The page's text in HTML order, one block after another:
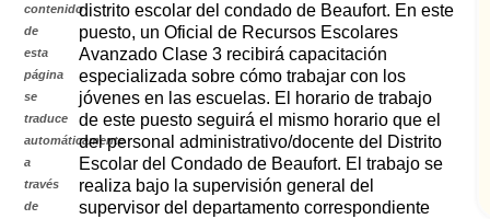
contenido
de
esta
página
se
traduce
automáticamente
a
través
de
distrito escolar del condado de Beaufort. En este
puesto, un Oficial de Recursos Escolares
Avanzado Clase 3 recibirá capacitación
especializada sobre cómo trabajar con los
jóvenes en las escuelas. El horario de trabajo
de este puesto seguirá el mismo horario que el
del personal administrativo/docente del Distrito
Escolar del Condado de Beaufort. El trabajo se
realiza bajo la supervisión general del
supervisor del departamento correspondiente